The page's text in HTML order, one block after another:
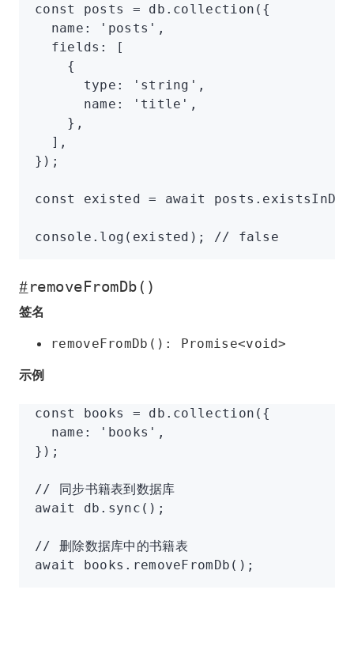
const posts = db .collection ({
  name
: 'posts' ,
  fields
:
[
    {
      type
: 'string' ,
      name
: 'title' ,
    }
,
  ]
,
});
const existed = await posts .existsInDb
console .log (existed); // false
#removeFromDb()
签名
removeFromDb(): Promise<void>
示例
const books = db .collection ({
  name
: 'books' ,
});
// 同步书籍表到数据库
await
db .sync ();
// 删除数据库中的书籍表
await
books .removeFromDb ();